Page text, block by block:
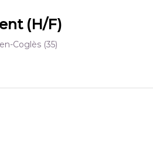
(H/F)
Coglès (35)